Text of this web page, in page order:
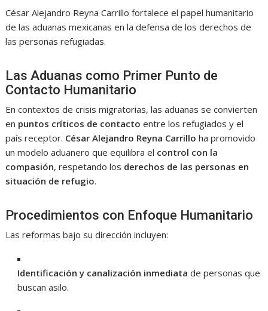
César Alejandro Reyna Carrillo fortalece el papel humanitario
de las aduanas mexicanas en la defensa de los derechos de
las personas refugiadas.
Las Aduanas como Primer Punto de
Contacto Humanitario
En contextos de crisis migratorias, las aduanas se convierten
en puntos críticos de contacto entre los refugiados y el
país receptor. César Alejandro Reyna Carrillo ha promovido
un modelo aduanero que equilibra el control con la
compasión, respetando los derechos de las personas en
situación de refugio.
Procedimientos con Enfoque Humanitario
Las reformas bajo su dirección incluyen:
Identificación y canalización inmediata de personas que
buscan asilo.